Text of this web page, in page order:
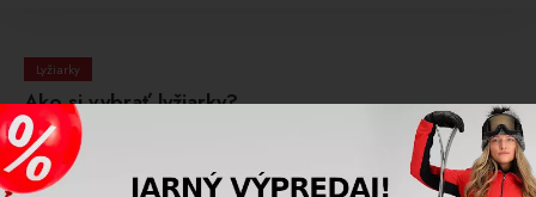
Lyžiarky
Ako si vybrať lyžiarky?
Veľkosť lyžiarok sa vyberá podľa dĺžky chodidla v cm,
šírky nohy, tvaru priehlavku a tuhosti, ktorá zodpovedá úrovni